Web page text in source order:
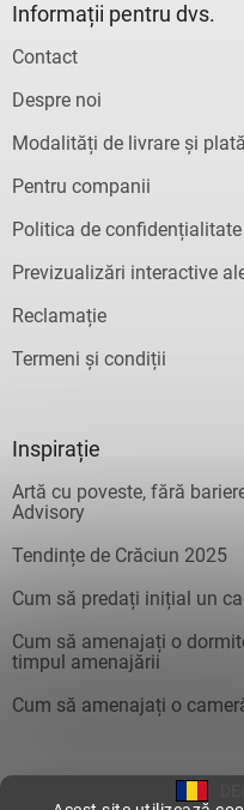
Informații pentru dvs.
Contact
Despre noi
Modalități de livrare și plată
Pentru companii
Politica de confidențialitate
Previzualizări interactive
Reclamație
Termeni și condiții
Inspirație
Artă cu poveste, fără
Advisory
Tendințe de Crăciun 2025
Cum să predați inițial un
Cum să amenajați o
timpul amenajării
Cum să amenajați o